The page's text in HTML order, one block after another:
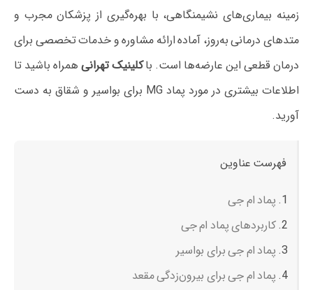
زمینه بیماری‌های نشیمنگاهی، با بهره‌گیری از پزشکان مجرب و
متدهای درمانی به‌روز، آماده ارائه مشاوره و خدمات تخصصی برای
درمان قطعی این عارضه‌ها است. باکلینیک تهرانی همراه باشید تا
اطلاعات بیشتری در مورد پماد MG برای بواسیر و شقاق به دست
آورید.
فهرست عناوین
پماد ام جی
کاربردهای پماد ام جی
پماد ام جی برای بواسیر
پماد ام جی برای بیرون‌زدگی مقعد